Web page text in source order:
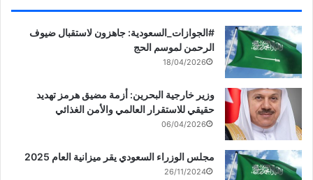
‏‎#الجوازات_السعودية: جاهزون لاستقبال ضيوف
الرحمن لموسم الحج
18/04/2026
وزير خارجية البحرين: أزمة مضيق هرمز تهديد
حقيقي للاستقرار العالمي والأمن الغذائي
06/04/2026
مجلس الوزراء السعودي يقر ميزانية العام 2025
26/11/2024